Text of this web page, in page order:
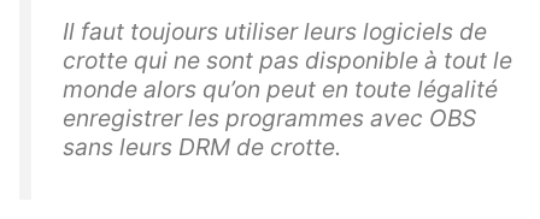
Il faut toujours utiliser leurs logiciels de
crotte qui ne sont pas disponible à tout le
monde alors qu’on peut en toute légalité
enregistrer les programmes avec OBS
sans leurs DRM de crotte.